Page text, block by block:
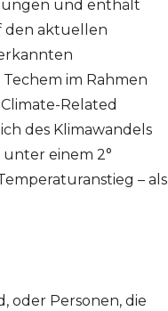
und enthält
den aktuellen
im Rahmen
Related
des Klimawandels
einem 2°
– als
oder Personen, die